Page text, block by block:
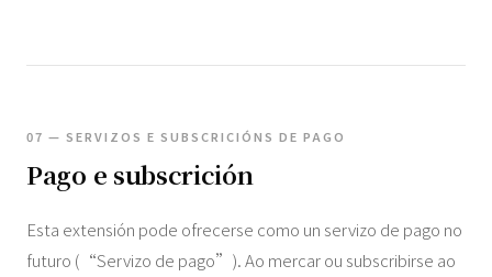
07 — SERVIZOS E SUBSCRICIÓNS DE PAGO
Pago e subscrición
Esta extensión pode ofrecerse como un servizo de pago no
futuro (“Servizo de pago”). Ao mercar ou subscribirse ao